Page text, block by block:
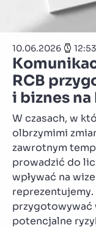
10.06.2026 12:53
RCB
i biznes na
W czasach, w
olbrzymimi
zawrotnym
prowadzić do
wpływać na
przygotowywać
potencjalne